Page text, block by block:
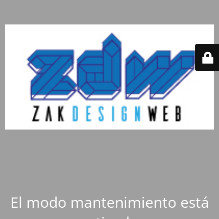
El modo mantenimiento está